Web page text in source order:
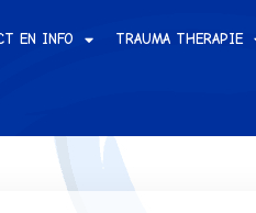
EN INFO TRAUMA THERAPIE